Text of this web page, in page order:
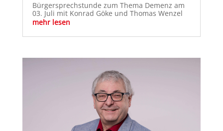
Bürgersprechstunde zum Thema Demenz am
03. Juli mit Konrad Göke und Thomas Wenzel
mehr lesen